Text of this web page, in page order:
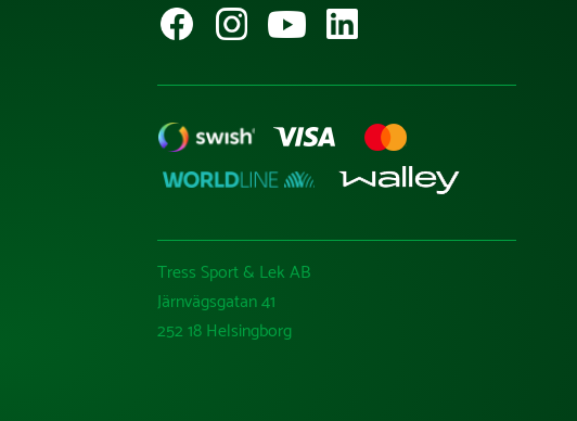
Tress Sport & Lek AB
Järnvägsgatan 41
252 18 Helsingborg